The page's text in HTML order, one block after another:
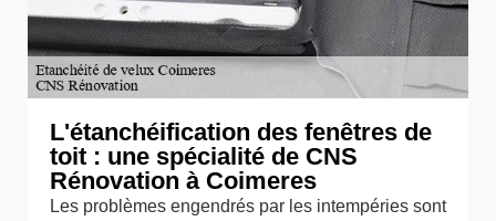
L'étanchéification des fenêtres de
toit : une spécialité de CNS
Rénovation à Coimeres
Les problèmes engendrés par les intempéries sont